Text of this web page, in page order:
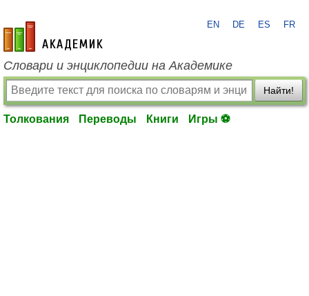
academic.ru
EN DE ES FR
Словари и энциклопедии на Академике
Найти!
Толкования Переводы Книги Игры ⚽